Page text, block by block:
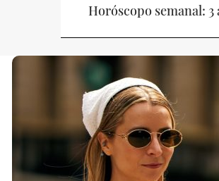
Horóscopo semanal: 3